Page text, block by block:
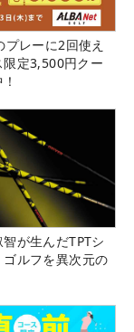
プレーに2回使え
限定3,500円クー
が生んだTPTシ
ゴルフを異次元の